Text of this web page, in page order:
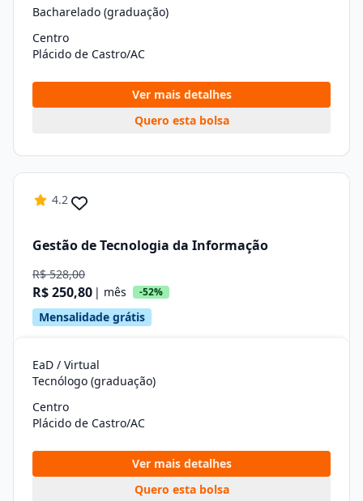
Bacharelado (graduação)
Centro
Plácido de Castro/AC
Ver mais detalhes
Quero esta bolsa
4.2
Gestão de Tecnologia da Informação
R$ 528,00
R$ 250,80 | mês -52%
Mensalidade grátis
EaD / Virtual
Tecnólogo (graduação)
Centro
Plácido de Castro/AC
Ver mais detalhes
Quero esta bolsa